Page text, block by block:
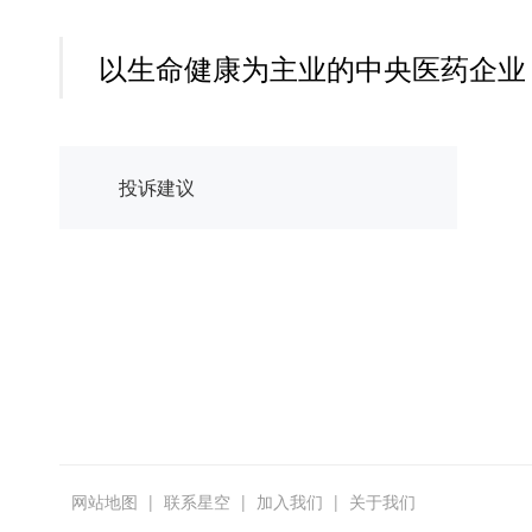
以生命健康为主业的中央医药企业
投诉建议
网站地图 | 联系星空 | 加入我们 | 关于我们